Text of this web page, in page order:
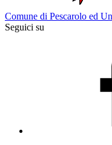
Comune di Pescarolo ed
Seguici su